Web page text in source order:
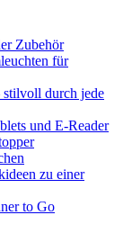
Zubehör
für
stilvoll durch jede
und E-Reader
zu einer
to Go